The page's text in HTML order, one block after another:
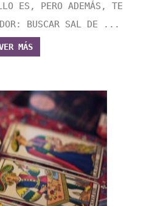
ES, PERO ADEMÁS, TE
BUSCAR SAL DE ...
MÁS